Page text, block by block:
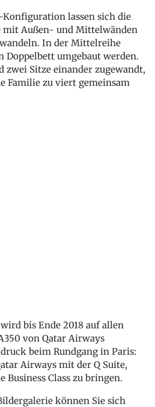
Konfiguration lassen sich die
mit Außen- und Mittelwänden
In der Mittelreihe
Doppelbett umgebaut werden.
zwei Sitze einander zugewandt,
Familie zu viert gemeinsam
bis Ende 2018 auf allen
von Qatar Airways
beim Rundgang in Paris:
Airways mit der Q Suite,
Business Class zu bringen.
können Sie sich